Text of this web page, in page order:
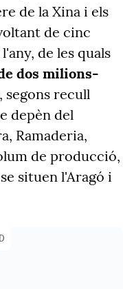
de la Xina i els
de cinc
de les quals
dos milions-
, segons recull
depèn del
Ramaderia,
de producció,
situen l'Aragó i